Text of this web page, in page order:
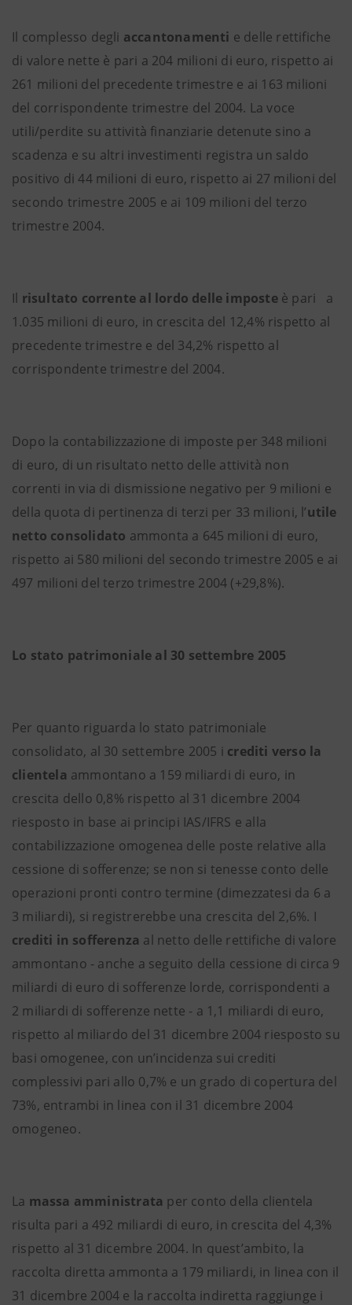
Il complesso degli accantonamenti e delle rettifiche
di valore nette è pari a 204 milioni di euro, rispetto ai
261 milioni del precedente trimestre e ai 163 milioni
del corrispondente trimestre del 2004. La voce
utili/perdite su attività finanziarie detenute sino a
scadenza e su altri investimenti registra un saldo
positivo di 44 milioni di euro, rispetto ai 27 milioni del
secondo trimestre 2005 e ai 109 milioni del terzo
trimestre 2004.
Il risultato corrente al lordo delle imposteè pari
a
1.035 milioni di euro, in crescita del 12,4% rispetto al
precedente trimestre e del 34,2% rispetto al
corrispondente trimestre del 2004.
Dopo la contabilizzazione di imposte per 348 milioni
di euro, di un risultato netto delle attività non
correnti in via di dismissione negativo per 9 milioni e
della quota di pertinenza di terzi per 33 milioni, l’utile
netto consolidato ammonta a 645 milioni di euro,
rispetto ai 580 milioni del secondo trimestre 2005 e ai
497 milioni del terzo trimestre 2004 (+29,8%).
Lo stato patrimoniale al 30 settembre 2005
Per quanto riguarda lo stato patrimoniale
consolidato, al 30 settembre 2005 i crediti verso la
clientela ammontano a 159 miliardi di euro, in
crescita dello 0,8% rispetto al 31 dicembre 2004
riesposto in base ai principi IAS/IFRS e alla
contabilizzazione omogenea delle poste relative alla
cessione di sofferenze; se non si tenesse conto delle
operazioni pronti contro termine (dimezzatesi da 6 a
3 miliardi), si registrerebbe una crescita del 2,6%. I
crediti in sofferenza al netto delle rettifiche di valore
ammontano - anche a seguito della cessione di circa 9
miliardi di euro di sofferenze lorde, corrispondenti a
2 miliardi di sofferenze nette - a 1,1 miliardi di euro,
rispetto al miliardo del 31 dicembre 2004 riesposto su
basi omogenee, con un’incidenza sui crediti
complessivi pari allo 0,7% e un grado di copertura del
73%, entrambi in linea con il 31 dicembre 2004
omogeneo.
La massa amministrata per conto della clientela
risulta pari a 492 miliardi di euro, in crescita del 4,3%
rispetto al 31 dicembre 2004. In quest’ambito, la
raccolta diretta ammonta a 179 miliardi, in linea con il
31 dicembre 2004 e la raccolta indiretta raggiunge i